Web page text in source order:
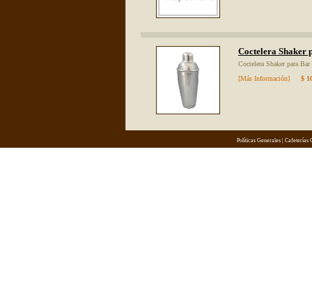
Coctelera Shaker
Coctelera Shaker para
[Más Información]
$
Políticas Generales| Cafeterías